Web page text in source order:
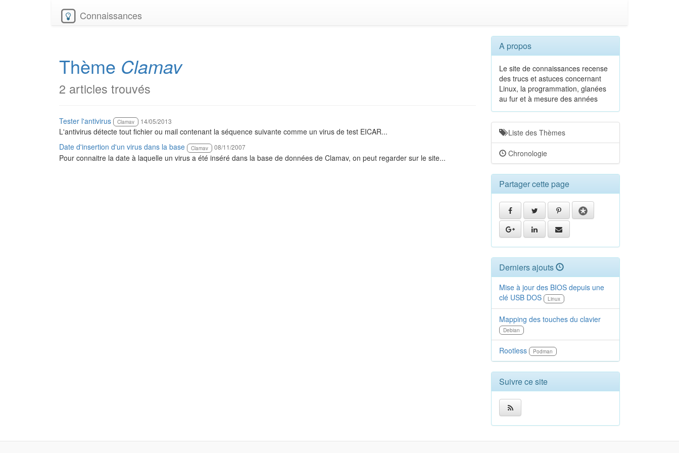
Connaissances
Thème Clamav
2 articles trouvés
Tester l'antivirus Clamav 14/05/2013
L'antivirus détecte tout fichier ou mail contenant la séquence suivante comme un virus de test EICAR...
Date d'insertion d'un virus dans la base
Clamav 08/11/2007
Pour connaitre la date à laquelle un virus a été inséré dans la base de données de Clamav, on peut regarder sur le site...
A propos
Le site de connaissances recense
des trucs et astuces concernant
Linux, la programmation, glanées
au fur et à mesure des années
Liste des Thèmes
Chronologie
Partager cette page
Derniers ajouts
Mise à jour des BIOS depuis une
clé USB DOS
Linux
Mapping des touches du clavier
Debian
Rootless Podman
Suivre ce site